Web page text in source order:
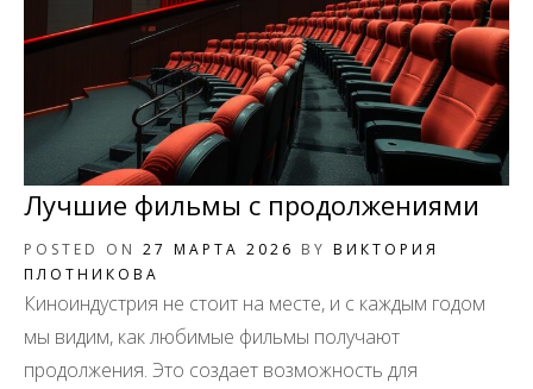
Лучшие фильмы с продолжениями
POSTED ON 27 МАРТА 2026 BY ВИКТОРИЯ
ПЛОТНИКОВА
Киноиндустрия не стоит на месте, и с каждым годом
мы видим, как любимые фильмы получают
продолжения. Это создает возможность для